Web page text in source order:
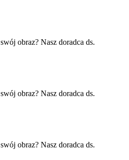
obraz? Nasz doradca ds.
obraz? Nasz doradca ds.
obraz? Nasz doradca ds.